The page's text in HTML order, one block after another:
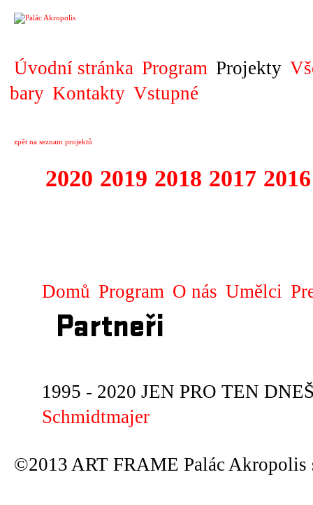
Úvodní stránka Program Projekty
bary Kontakty Vstupné
zpět na seznam projektů
2020 2019 2018 2017 2016
Domů Program O nás Umělci
Partneři
1995 - 2020 JEN PRO TEN
Schmidtmajer
©2013 ART FRAME Palác Akropolis